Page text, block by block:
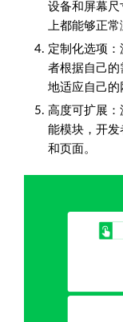
设备和屏幕
上都能够正常
定制化选项
者根据自己
地适应自己的
高度可扩展
能模块，开
和页面。